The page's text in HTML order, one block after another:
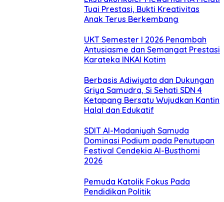
Tuai Prestasi, Bukti Kreativitas
Anak Terus Berkembang
UKT Semester I 2026 Penambah
Antusiasme dan Semangat Prestasi
Karateka INKAI Kotim
Berbasis Adiwiyata dan Dukungan
Griya Samudra, Si Sehati SDN 4
Ketapang Bersatu Wujudkan Kantin
Halal dan Edukatif
SDIT Al-Madaniyah Samuda
Dominasi Podium pada Penutupan
Festival Cendekia Al-Busthomi
2026
Pemuda Katolik Fokus Pada
Pendidikan Politik